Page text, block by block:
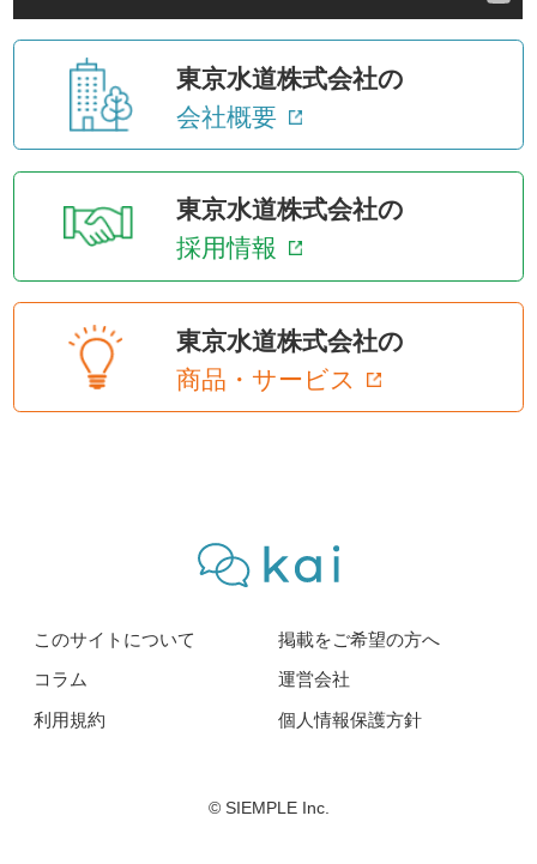
東京水道株式会社の
会社概要
東京水道株式会社の
採用情報
東京水道株式会社の
商品・サービス
このサイトについて
掲載をご希望の方へ
コラム
運営会社
利用規約
個人情報保護方針
© SIEMPLE Inc.